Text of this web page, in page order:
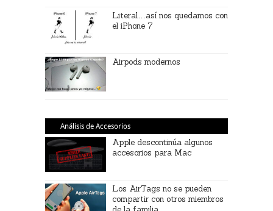
Literal…así nos quedamos con
el iPhone 7
Airpods modernos
Análisis de Accesorios
Apple descontinúa algunos
accesorios para Mac
Los AirTags no se pueden
compartir con otros miembros